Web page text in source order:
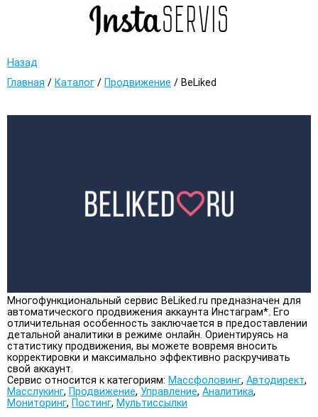
Назад
Главная / Каталог / Продвижение / BeLiked
Многофункциональный сервис BeLiked.ru предназначен для
автоматического продвижения аккаунта Инстаграм*. Его
отличительная особенность заключается в предоставлении
детальной аналитики в режиме онлайн. Ориентируясь на
статистику продвижения, вы можете вовремя вносить
корректировки и максимально эффективно раскручивать
свой аккаунт.
Сервис относится к категориям: Массфоловинг, Автодирект,
Масслукинг, Продвижение, Управление, Аналитика,
Мониторинг, Постинг, Мультиссылки